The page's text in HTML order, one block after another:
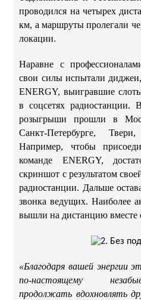
проводился на четырех
км, а маршруты пролегали
локации.
Наравне с
свои силы испытали
ENERGY, выигравшие
в соцсетях радиостанции.
розыгрыши прошли в
Санкт-Петербурге,
Например, чтобы
команде ENERGY,
скриншот с результатом
радиостанции. Дальше
звонка ведущих. Наиболее
вышли на дистанцию вместе
«Благодаря вашей энергии
по-настоящему
продолжать вдохновлять